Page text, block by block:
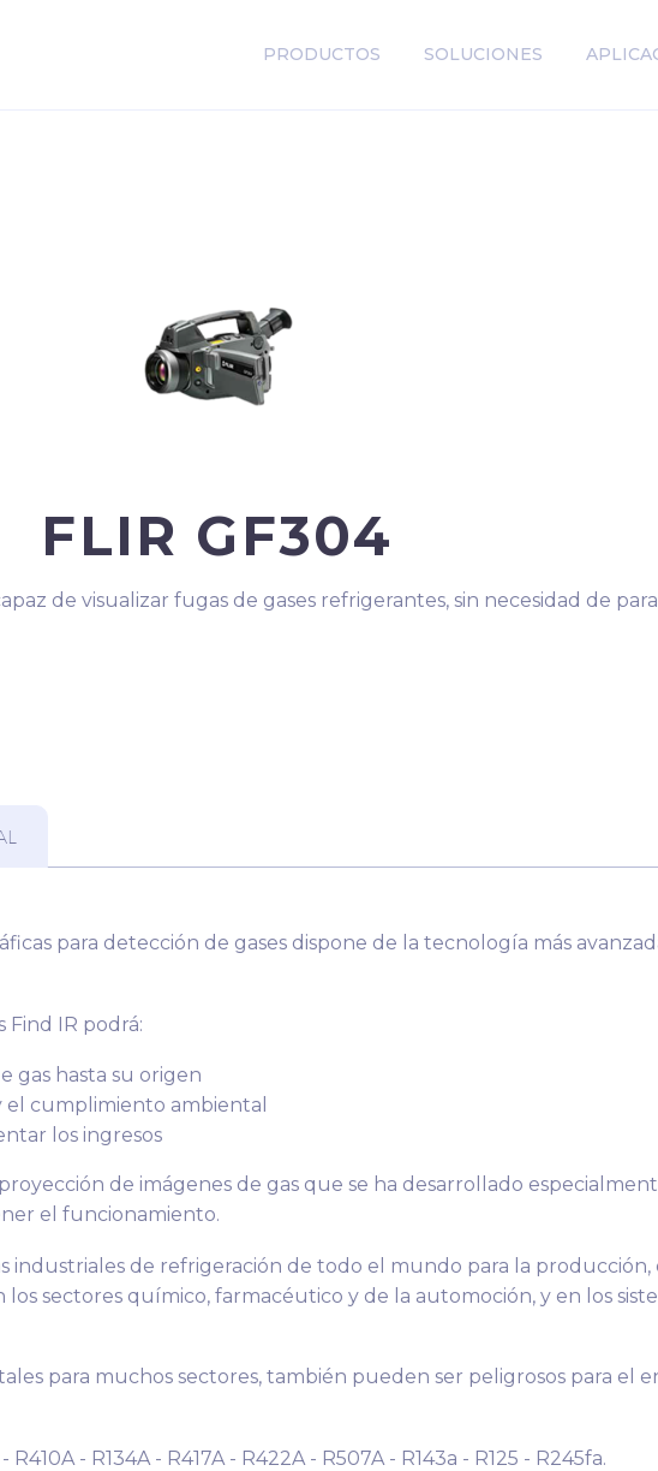
PRODUCTOS SOLUCIONES
FLIR GF304
de visualizar fugas de gases refrigerantes, sin necesidad de
para detección de gases dispone de la tecnología más
Find IR podrá:
gas hasta su origen
el cumplimiento ambiental
los ingresos
de imágenes de gas que se ha desarrollado
el funcionamiento.
industriales de refrigeración de todo el mundo para la
sectores químico, farmacéutico y de la automoción, y en los
para muchos sectores, también pueden ser peligrosos para el
- R134A - R417A - R422A - R507A - R143a - R125 - R245fa.